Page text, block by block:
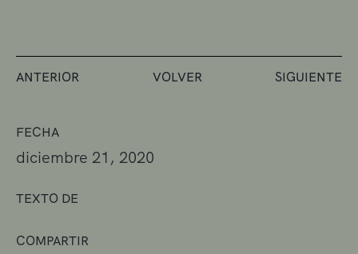
FECHA
diciembre 21, 2020
TEXTO DE
COMPARTIR
ANTERIOR VOLVER SIGUIENTE